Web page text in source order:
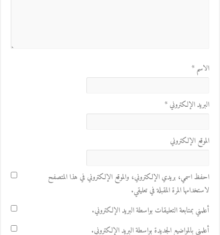
الاسم*
البريد الإلكتروني*
الموقع الإلكتروني
احفظ اسمي، بريدي الإلكتروني، والموقع الإلكتروني في هذا المتصفح
لاستخدامها المرة المقبلة في تعليقي.
أعلمني بمتابعة التعليقات بواسطة البريد الإلكتروني.
أعلمني بالمواضيع الجديدة بواسطة البريد الإلكتروني.